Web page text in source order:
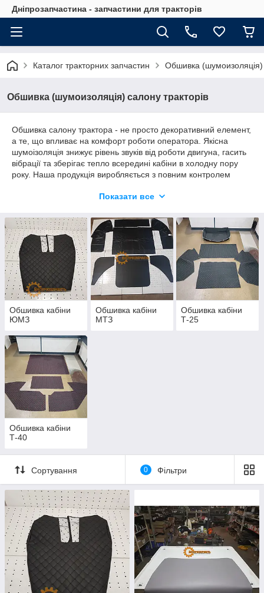
Дніпрозапчастина - запчастини для тракторів
Каталог тракторних запчастин Обшивка (шумоизоляція)
Обшивка (шумоизоляція) салону тракторів
Обшивка салону трактора - не просто декоративний елемент,
а те, що впливає на комфорт роботи оператора. Якісна
шумоізоляція знижує рівень звуків від роботи двигуна, гасить
вібрації та зберігає тепло всередині кабіни в холодну пору
року. Наша продукція виробляється з повним контролем
Показати все
Обшивка кабіни
ЮМЗ
Обшивка кабіни
МТЗ
Обшивка кабіни
Т-25
Обшивка кабіни
Т-40
Сортування 0 Фільтри